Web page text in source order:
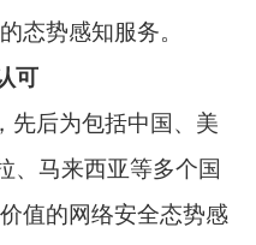
态势感知服务。
可
后为包括中国、美
、马来西亚等多个国
值的网络安全态势感